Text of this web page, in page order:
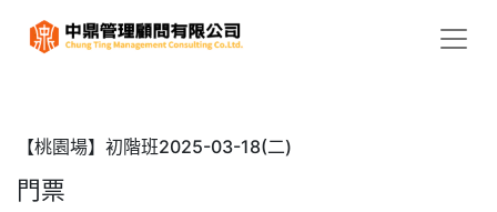
【桃園場】初階班2025-03-18(二)
門票